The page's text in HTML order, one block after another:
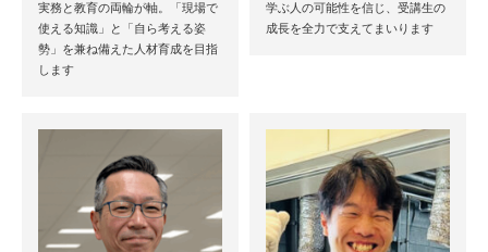
実務と教育の両輪が軸。「現場で
使える知識」と「自ら考える姿
勢」を兼ね備えた人材育成を目指
します
学ぶ人の可能性を信じ、受講生の
成長を全力で支えてまいります